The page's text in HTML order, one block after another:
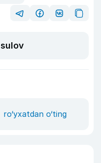
ro‘yxatdan o‘ting